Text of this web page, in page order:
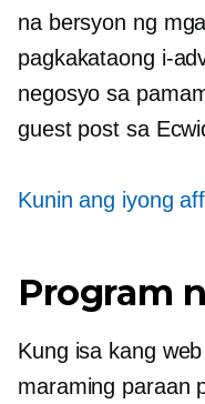
na bersyon ng
pagkakataong i-
negosyo sa
guest post sa
Kunin ang iyong
Program
Kung isa kang
maraming paraan